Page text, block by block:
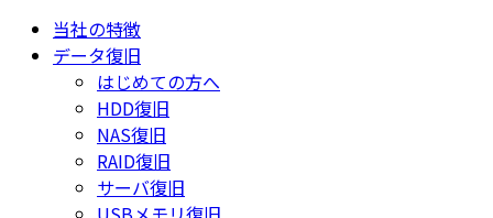
当社の特徴
データ復旧
はじめての方へ
HDD復旧
NAS復旧
RAID復旧
サーバ復旧